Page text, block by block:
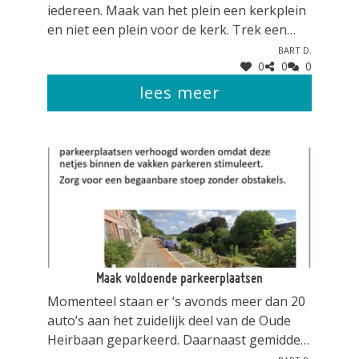
iedereen. Maak van het plein een kerkplein
en niet een plein voor de kerk. Trek een
verbinding tussen het plein en de moderne
zaalkerk. Verbindt de bijzondere moderne
Sint Jozef zaalkerk (met schilderingen van
dorpshart van Smeermaas.
Bart D.
0 0 0
lees meer
Maak voldoende parkeerplaatsen
Momenteel staan er ‘s avonds meer dan 20
auto’s aan het zuidelijk deel van de Oude
Heirbaan geparkeerd. Daarnaast gemiddeld